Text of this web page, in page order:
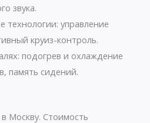
звука.
технологии: управление
круиз-контроль.
подогрев и охлаждение
память сидений.
Москву. Стоимость